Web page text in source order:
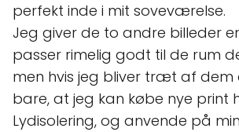
perfekt inde i mit soveværelse.
Jeg giver de to andre billeder
passer rimelig godt til de rum
men hvis jeg bliver træt af dem
bare, at jeg kan købe nye print
Lydisolering, og anvende på